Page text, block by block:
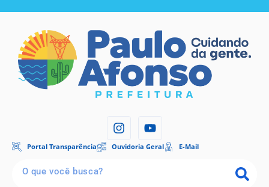
Portal Transparência Ouvidoria Geral E-Mail